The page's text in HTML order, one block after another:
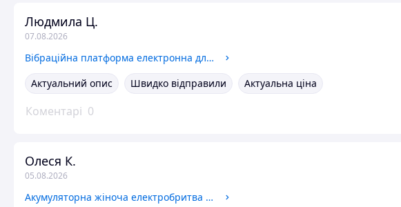
Людмила Ц.
07.08.2026
Вібраційна платформа електронна для домашніх тренувань до 180 кг Домашній Вібро-тренажер із гумками
Актуальний опис
Швидко відправили Актуальна ціна
Коментарі 0
Олеся К.
05.08.2026
Акумуляторна жіноча електробритва для ніг Тример жіночий бритва для обличчя й бікіні видалення волосся в носі